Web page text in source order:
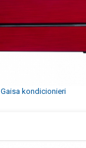
Gaisa kondicionieri